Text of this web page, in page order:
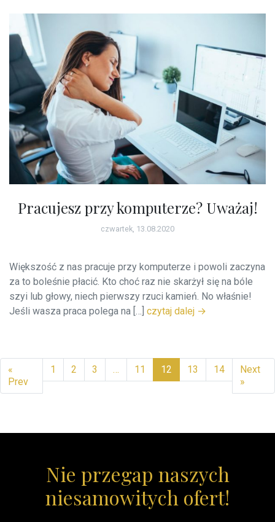
Pracujesz przy komputerze? Uważaj!
czwartek, 13.08.2020
Większość z nas pracuje przy komputerze i powoli zaczyna
za to boleśnie płacić. Kto choć raz nie skarżył się na bóle
szyi lub głowy, niech pierwszy rzuci kamień. No właśnie!
Jeśli wasza praca polega na […] czytaj dalej →
«
Prev
1 2 3 … 11 12 13 14
Next
»
Nie przegap naszych
niesamowitych ofert!